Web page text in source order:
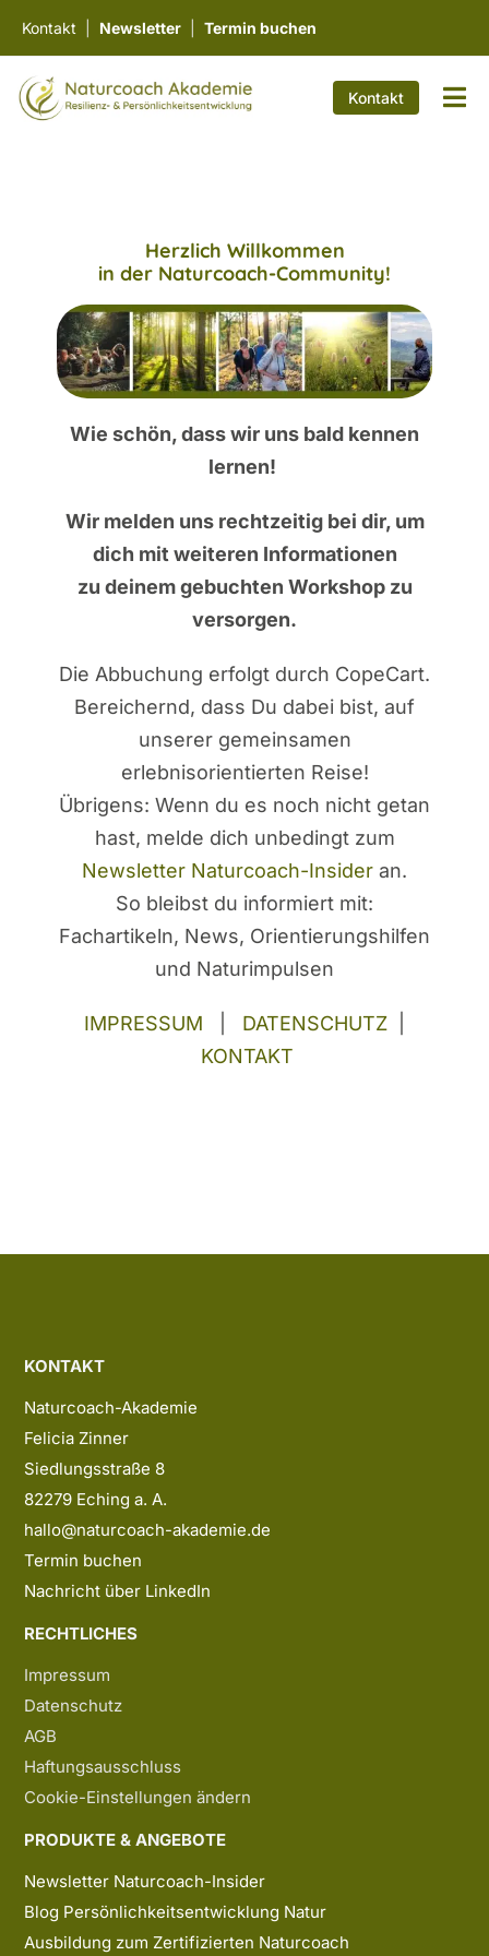
springen
Kontakt Newsletter| Termin buchen
Kontakt
Herzlich Willkommen
in der Naturcoach-Community!
Wie schön, dass wir uns bald kennen
lernen!
Wir melden uns rechtzeitig bei dir, um
dich mit weiteren Informationen
zu deinem gebuchten Workshop zu
versorgen.
Die Abbuchung erfolgt durch CopeCart.
Bereichernd, dass Du dabei bist, auf
unserer gemeinsamen
erlebnisorientierten Reise!
Übrigens: Wenn du es noch nicht getan
hast, melde dich unbedingt zum
Newsletter Naturcoach-Insider an.
So bleibst du informiert mit:
Fachartikeln, News, Orientierungshilfen
und Naturimpulsen
IMPRESSUM DATENSCHUTZ
KONTAKT
KONTAKT
Naturcoach-Akademie
Felicia Zinner
Siedlungsstraße 8
82279 Eching a. A.
hallo@naturcoach-akademie.de
Termin buchen
Nachricht über LinkedIn
RECHTLICHES
Impressum
Datenschutz
AGB
Haftungsausschluss
Cookie-Einstellungen ändern
PRODUKTE & ANGEBOTE
Newsletter Naturcoach-Insider
Blog Persönlichkeitsentwicklung Natur
Ausbildung zum Zertifizierten Naturcoach